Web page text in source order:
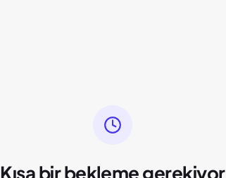
Kısa bir bekleme gerekiyor